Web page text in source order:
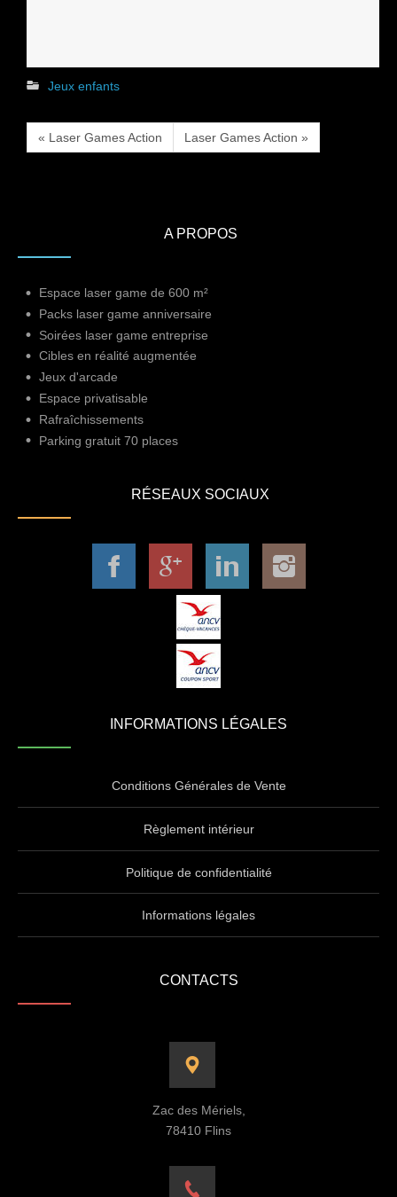
Jeux enfants
« Laser Games Action Laser Games Action »
A PROPOS
Espace laser game de 600 m²
Packs laser game anniversaire
Soirées laser game entreprise
Cibles en réalité augmentée
Jeux d'arcade
Espace privatisable
Rafraîchissements
Parking gratuit 70 places
RÉSEAUX SOCIAUX
INFORMATIONS LÉGALES
Conditions Générales de Vente
Règlement intérieur
Politique de confidentialité
Informations légales
CONTACTS
Zac des Mériels,
78410 Flins